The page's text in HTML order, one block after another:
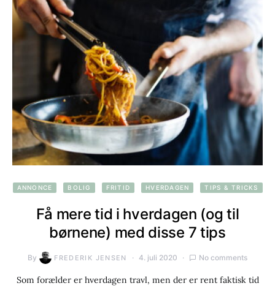
ANNONCE BOLIG FRITID HVERDAGEN TIPS & TRICKS
Få mere tid i hverdagen (og til
børnene) med disse 7 tips
By FREDERIK JENSEN 4. juli 2020 No comments
Som forælder er hverdagen travl, men der er rent faktisk tid